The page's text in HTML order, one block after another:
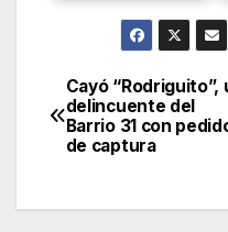
de
Cayó “Rodriguito”,
delincuente del
Barrio 31 con
de captura